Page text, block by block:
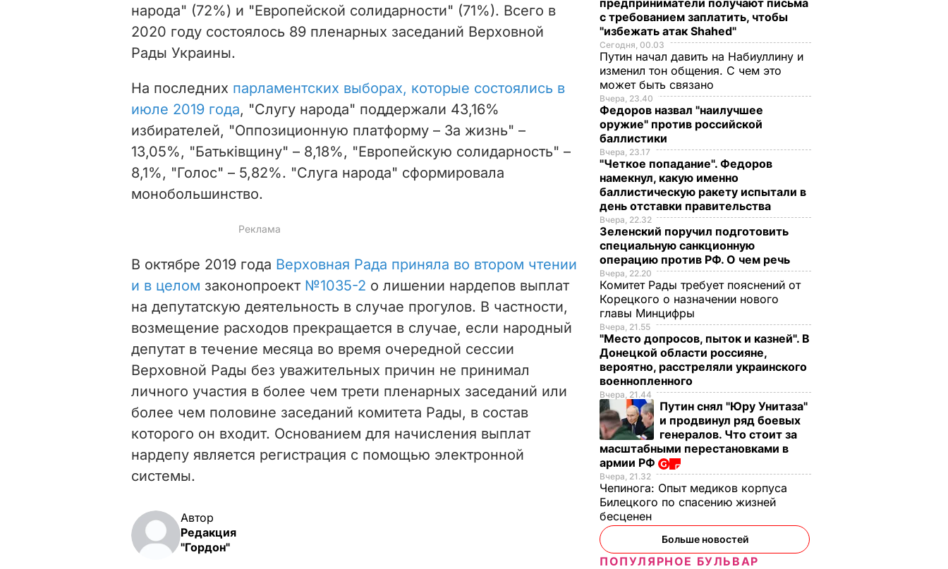
народа" (72%) и "Европейской солидарности" (71%). Всего в
2020 году состоялось 89 пленарных заседаний Верховной
Рады Украины.
На последних парламентских выборах, которые состоялись в
июле 2019 года, "Слугу народа" поддержали 43,16%
избирателей, "Оппозиционную платформу – За жизнь" –
13,05%, "Батьківщину" – 8,18%, "Европейскую солидарность" –
8,1%, "Голос" – 5,82%. "Слуга народа" сформировала
монобольшинство.
В октябре 2019 года Верховная Рада приняла во втором чтении
и в целом законопроект №1035-2 о лишении нардепов выплат
на депутатскую деятельность в случае прогулов. В частности,
возмещение расходов прекращается в случае, если народный
депутат в течение месяца во время очередной сессии
Верховной Рады без уважительных причин не принимал
личного участия в более чем трети пленарных заседаний или
более чем половине заседаний комитета Рады, в состав
которого он входит. Основанием для начисления выплат
нардепу является регистрация с помощью электронной
системы.
Автор
Редакция
"Гордон"
предприниматели получают письма
с требованием заплатить, чтобы
"избежать атак Shahed"
Сегодня, 00.03
Путин начал давить на Набиуллину и
изменил тон общения. С чем это
может быть связано
Вчера, 23.40
Федоров назвал "наилучшее
оружие" против российской
баллистики
Вчера, 23.17
"Четкое попадание". Федоров
намекнул, какую именно
баллистическую ракету испытали в
день отставки правительства
Вчера, 22.32
Зеленский поручил подготовить
специальную санкционную
операцию против РФ. О чем речь
Вчера, 22.20
Комитет Рады требует пояснений от
Корецкого о назначении нового
главы Минцифры
Вчера, 21.55
"Место допросов, пыток и казней". В
Донецкой области россияне,
вероятно, расстреляли украинского
военнопленного
Вчера, 21.44
Путин снял "Юру Унитаза"
и продвинул ряд боевых
генералов. Что стоит за
масштабными перестановками в
армии РФ
Вчера, 21.32
Чепинога: Опыт медиков корпуса
Билецкого по спасению жизней
бесценен
Больше новостей
ПОПУЛЯРНОЕ БУЛЬВАР